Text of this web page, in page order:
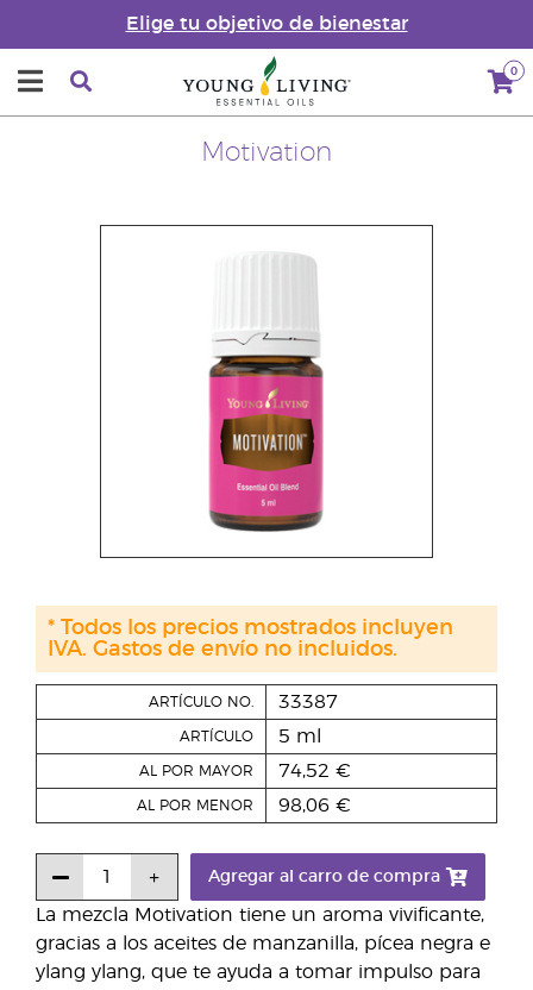
Elige tu objetivo de bienestar
0
Motivation
La mezcla Motivation tiene un aroma vivificante,
gracias a los aceites de manzanilla, pícea negra e
ylang ylang, que te ayuda a tomar impulso para
ARTÍCULO NO. 33387
ARTÍCULO 5 ml
AL POR MAYOR 74,52 €
AL POR MENOR 98,06 €
Agregar al carro de compra
* Todos los precios mostrados incluyen
IVA. Gastos de envío no incluidos.